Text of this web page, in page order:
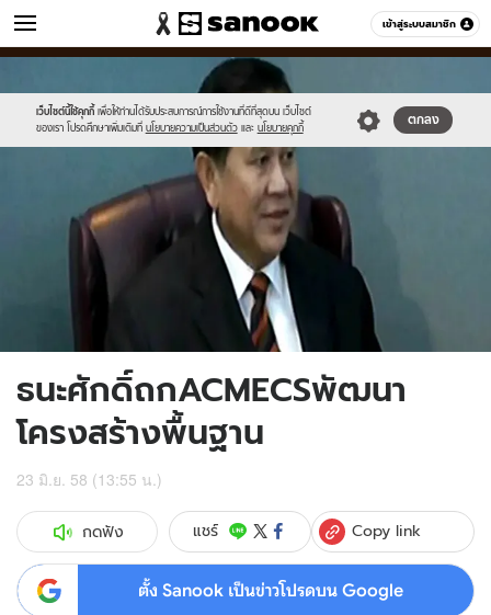
เข้าสู่ระบบสมาชิก
ข่าว หมวดอื่นๆ
เว็บไซต์นี้ใช้คุกกี้ เพื่อให้ท่านได้รับประสบการณ์การใช้งานที่ดีที่สุดบน เว็บไซต์
ของเรา โปรดศึกษาเพิ่มเติมที่ นโยบายความเป็นส่วนตัว และ นโยบายคุกกี้
ตกลง
//s.isanook.com/sr/0/images/logo-
new-
sanook.png
//s.isanook.com/ns/0/ud/363/1817242/626856-
01.jpg
ธนะศักดิ์ถกACMECSพัฒนา
โครงสร้างพื้นฐาน
23 มิ.ย. 58 (13:55 น.)
กดฟัง แชร์ Copy link
ตั้ง Sanook เป็นข่าวโปรดบน Google